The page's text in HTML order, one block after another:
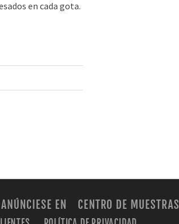
en cada gota.
ANÚNCIESE EN CENTRO DE MUESTRAS